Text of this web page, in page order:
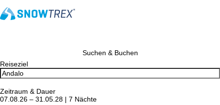
Suchen & Buchen
Reiseziel
Zeitraum & Dauer
07.08.26 – 31.05.28 | 7 Nächte